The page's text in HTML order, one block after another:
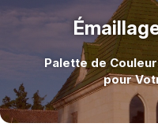
Palette de
pour